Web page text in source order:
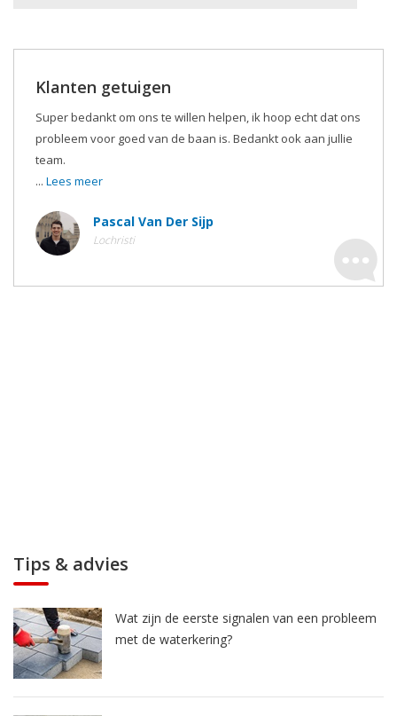
Klanten getuigen
Super bedankt om ons te willen helpen, ik hoop echt dat ons
probleem voor goed van de baan is. Bedankt ook aan jullie
team.
... Lees meer
Pascal Van Der Sijp
Lochristi
Tips & advies
Wat zijn de eerste signalen van een probleem
met de waterkering?